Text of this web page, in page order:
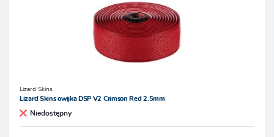
Lizard Skins
Lizard Skins owijka DSP V2 Crimson Red 2.5mm
Niedostępny